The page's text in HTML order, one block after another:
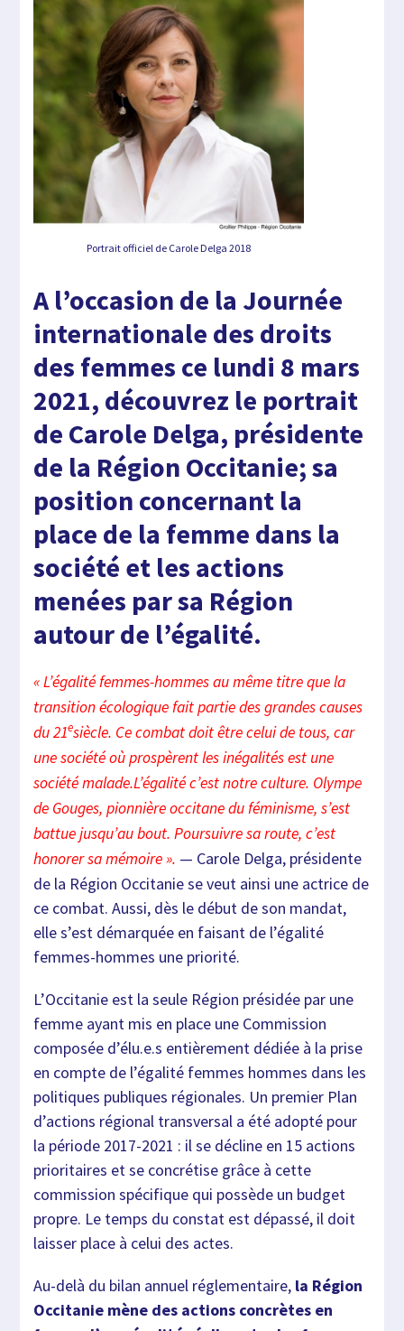
Portrait officiel de Carole Delga 2018
A l’occasion de la Journée
internationale des droits
des femmes ce lundi 8 mars
2021, découvrez le portrait
de Carole Delga, présidente
de la Région Occitanie; sa
position concernant la
place de la femme dans la
société et les actions
menées par sa Région
autour de l’égalité.
« L’égalité femmes-hommes au même titre que la
transition écologique fait partie des grandes causes
du 21esiècle. Ce combat doit être celui de tous, car
une société où prospèrent les inégalités est une
société malade.L’égalité c’est notre culture. Olympe
de Gouges, pionnière occitane du féminisme, s’est
battue jusqu’au bout. Poursuivre sa route, c’est
honorer sa mémoire ». — Carole Delga, présidente
de la Région Occitanie se veut ainsi une actrice de
ce combat. Aussi, dès le début de son mandat,
elle s’est démarquée en faisant de l’égalité
femmes-hommes une priorité.
L’Occitanie est la seule Région présidée par une
femme ayant mis en place une Commission
composée d’élu.e.s entièrement dédiée à la prise
en compte de l’égalité femmes hommes dans les
politiques publiques régionales. Un premier Plan
d’actions régional transversal a été adopté pour
la période 2017-2021 : il se décline en 15 actions
prioritaires et se concrétise grâce à cette
commission spécifique qui possède un budget
propre. Le temps du constat est dépassé, il doit
laisser place à celui des actes.
Au-delà du bilan annuel réglementaire, la Région
Occitanie mène des actions concrètes en